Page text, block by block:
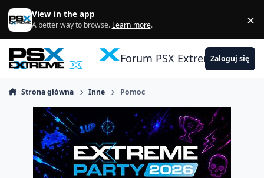
Skocz do zawartości
View in the app
A better way to browse. Learn more. ×
Forum PSX ExtremeZaloguj się
Strona główna Inne Pomoc